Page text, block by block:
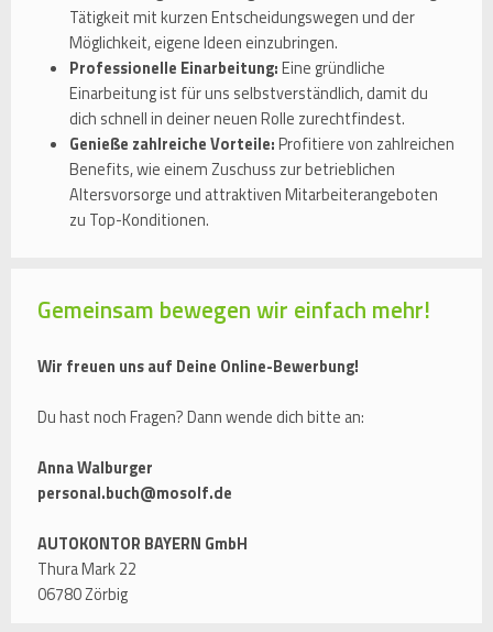
Tätigkeit mit kurzen Entscheidungswegen und der
Möglichkeit, eigene Ideen einzubringen.
Professionelle Einarbeitung:Eine gründliche
Einarbeitung ist für uns selbstverständlich, damit du
dich schnell in deiner neuen Rolle zurechtfindest.
Genieße zahlreiche Vorteile:Profitiere von zahlreichen
Benefits, wie einem Zuschuss zur betrieblichen
Altersvorsorge und attraktiven Mitarbeiterangeboten
zu Top-Konditionen.
Gemeinsam bewegen wir einfach mehr!
Wir freuen uns auf Deine Online-Bewerbung!
Du hast noch Fragen? Dann wende dich bitte an:
Anna Walburger
personal.buch@mosolf.de
AUTOKONTOR BAYERN GmbH
Thura Mark 22
06780 Zörbig